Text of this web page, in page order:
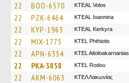
22 BOO-6570 KTEAL Volos
22 PZK-6464 KTEAL Ioannina
22 KYP-1963 KTEAL Kerkyra
22 MIX-1775 ΚΤΕL Phthiotis
22 APN-6354 KTEL Aitoloakarnanias
22 PKA-3858 ΚΤΕL Rodou
22 AKM-6063 ΚΤΕΛ Λακωνίας